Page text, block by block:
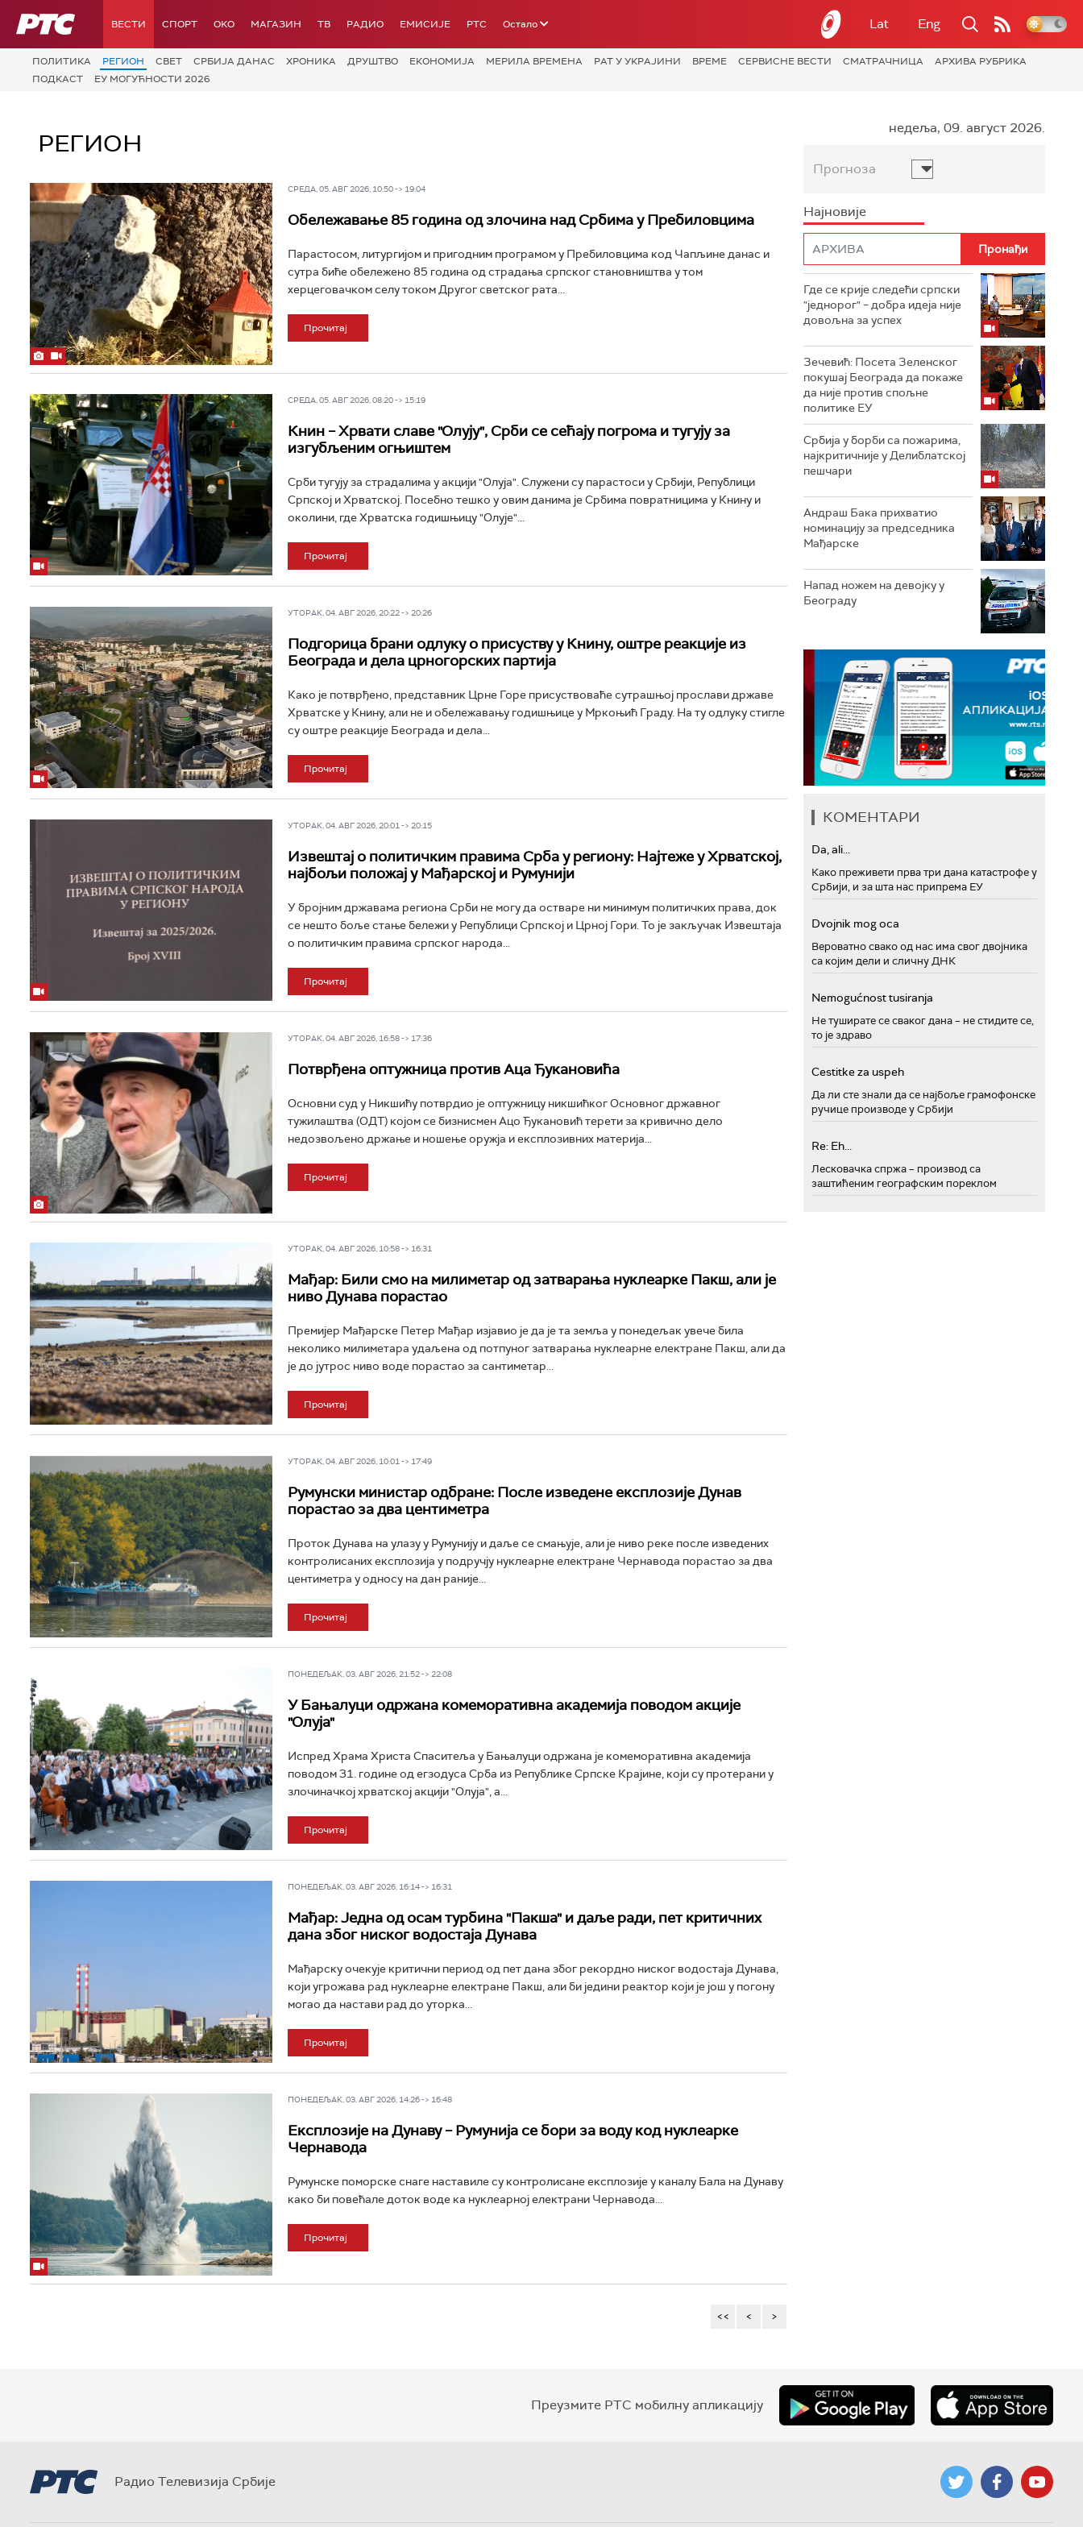
РТС ВЕСТИ СПОРТ OKO МАГАЗИН ТВ РАДИО ЕМИСИЈЕ РТС Остало Lat Eng
ПОЛИТИКА РЕГИОН СВЕТ СРБИЈА ДАНАС ХРОНИКА ДРУШТВО ЕКОНОМИЈА МЕРИЛА ВРЕМЕНА РАТ У УКРАЈИНИ ВРЕМЕ СЕРВИСНЕ ВЕСТИ СМАТРАЧНИЦА
АРХИВА РУБРИКА
ПОДКАСТ
ЕУ МОГУЋНОСТИ 2026
РЕГИОН
СРЕДА, 05. АВГ 2026, 10:50 -> 19:04
Обележавање 85 година од злочина над Србима у Пребиловцима
Парастосом, литургијом и пригодним програмом у Пребиловцима код Чапљине данас и
сутра биће обележено 85 година од страдања српског становништва у том
херцеговачком селу током Другог светског рата...
Прочитај
СРЕДА, 05. АВГ 2026, 08:20 -> 15:19
Книн – Хрвати славе "Олују", Срби се сећају погрома и тугују за
изгубљеним огњиштем
Срби тугују за страдалима у акцији "Олуја". Служени су парастоси у Србији, Републици
Српској и Хрватској. Посебно тешко у овим данима је Србима повратницима у Книну и
околини, где Хрватска годишњицу "Олује"...
Прочитај
УТОРАК, 04. АВГ 2026, 20:22 -> 20:26
Подгорица брани одлуку о присуству у Книну, оштре реакције из
Београда и дела црногорских партија
Како је потврђено, представник Црне Горе присуствоваће сутрашњој прослави државе
Хрватске у Книну, али не и обележавању годишњице у Мркоњић Граду. На ту одлуку стигле
су оштре реакције Београда и дела...
Прочитај
УТОРАК, 04. АВГ 2026, 20:01 -> 20:15
Извештај о политичким правима Срба у региону: Најтеже у Хрватској,
најбољи положај у Мађарској и Румунији
У бројним државама региона Срби не могу да остваре ни минимум политичких права, док
се нешто боље стање бележи у Републици Српској и Црној Гори. То је закључак Извештаја
о политичким правима српског народа...
Прочитај
УТОРАК, 04. АВГ 2026, 16:58 -> 17:36
Потврђена оптужница против Аца Ђукановића
Основни суд у Никшићу потврдио је оптужницу никшићког Основног државног
тужилаштва (ОДТ) којом се бизнисмен Ацо Ђукановић терети за кривично дело
недозвољено држање и ношење оружја и експлозивних материја...
Прочитај
УТОРАК, 04. АВГ 2026, 10:58 -> 16:31
Мађар: Били смо на милиметар од затварања нуклеарке Пакш, али је
ниво Дунава порастао
Премијер Мађарске Петер Мађар изјавио је да је та земља у понедељак увече била
неколико милиметара удаљена од потпуног затварања нуклеарне електране Пакш, али да
је до јутрос ниво воде порастао за сантиметар...
Прочитај
УТОРАК, 04. АВГ 2026, 10:01 -> 17:49
Румунски министар одбране: После изведене експлозије Дунав
порастао за два центиметра
Проток Дунава на улазу у Румунију и даље се смањује, али је ниво реке после изведених
контролисаних експлозија у подручју нуклеарне електране Чернавода порастао за два
центиметра у односу на дан раније...
Прочитај
ПОНЕДЕЉАК, 03. АВГ 2026, 21:52 -> 22:08
У Бањалуци одржана комеморативна академија поводом акције
"Олуја"
Испред Храма Христа Спаситеља у Бањалуци одржана је комеморативна академија
поводом 31. године од егзодуса Срба из Републике Српске Крајине, који су протерани у
злочиначкој хрватској акцији "Олуја", а...
Прочитај
ПОНЕДЕЉАК, 03. АВГ 2026, 16:14 -> 16:31
Мађар: Jедна од осам турбина "Пакшa" и даље ради, пет критичних
дана због ниског водостаја Дунава
Мађарску очекује критични период од пет дана због рекордно ниског водостаја Дунава,
који угрожава рад нуклеарне електране Пакш, али би једини реактор који је још у погону
могао да настави рад до уторка...
Прочитај
ПОНЕДЕЉАК, 03. АВГ 2026, 14:26 -> 16:48
Експлозије на Дунаву – Румунија се бори за воду код нуклеарке
Чернавода
Румунске поморске снаге наставиле су контролисане експлозије у каналу Бала на Дунаву
како би повећале доток воде ка нуклеарној електрани Чернавода...
Прочитај
<< < >
недеља, 09. август 2026.
Прогноза
Најновије
Где се крије следећи српски
"једнорог" – добра идеја није
довољна за успех
Зечевић: Посета Зеленског
покушај Београда да покаже
да није против спољне
политике ЕУ
Србија у борби са пожарима,
најкритичније у Делиблатској
пешчари
Андраш Бака прихватио
номинацију за председника
Мађарске
Напад ножем на девојку у
Београду
КОМЕНТАРИ
Da, ali...
Како преживети прва три дана катастрофе у
Србији, и за шта нас припрема ЕУ
Dvojnik mog oca
Вероватно свако од нас има свог двојника
са којим дели и сличну ДНК
Nemogućnost tusiranja
Не туширате се сваког дана – не стидите се,
то је здраво
Cestitke za uspeh
Да ли сте знали да се најбоље грамофонске
ручице производе у Србији
Re: Eh...
Лесковачка спржа – производ са
заштићеним географским пореклом
Преузмите РТС мобилну апликацију
Радио Телевизија Србије